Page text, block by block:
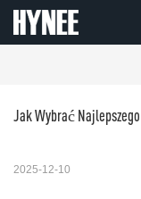
Jak Wybrać
2025-12-10